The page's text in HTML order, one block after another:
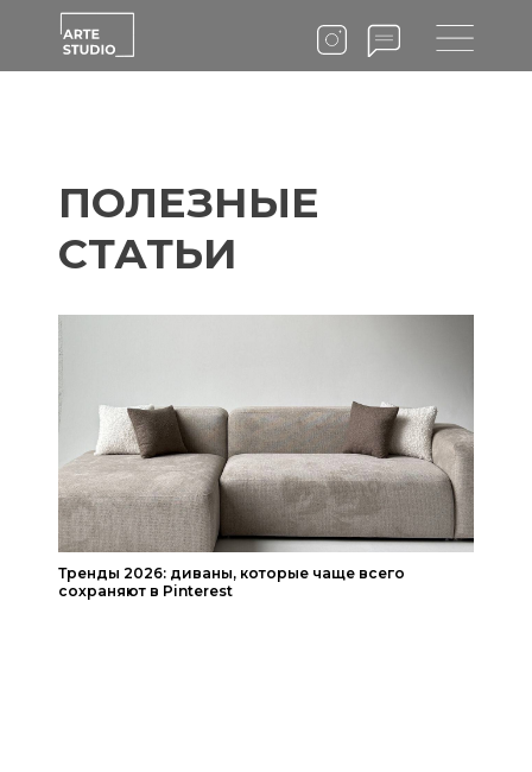
ПОЛЕЗНЫЕ
СТАТЬИ
Тренды 2026: диваны, которые чаще всего
сохраняют в Pinterest